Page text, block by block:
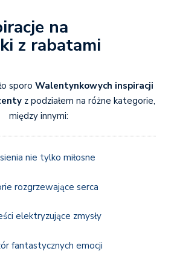
na
z rabatami
sporo Walentynkowych inspiracji
z podziałem na różne kategorie,
między innymi:
nie tylko miłosne
rozgrzewające serca
elektryzujące zmysły
fantastycznych emocji